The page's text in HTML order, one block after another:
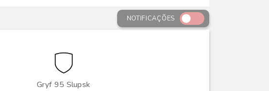
NOTIFICAÇÕES
Gryf 95 Slupsk